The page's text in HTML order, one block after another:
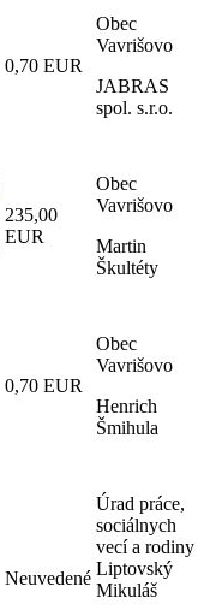
0,70 EUR
Obec
Vavrišovo
JABRAS
spol. s.r.o.
235,00
EUR
Obec
Vavrišovo
Martin
Škultéty
0,70 EUR
Obec
Vavrišovo
Henrich
Šmihula
Neuvedené
Úrad práce,
sociálnych
vecí a rodiny
Liptovský
Mikuláš